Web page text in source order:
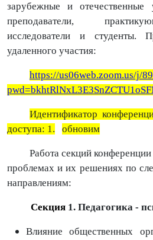
зарубежные и
преподаватели,
исследователи и студенты.
удаленного участия:
https://us06web.zoom.us/j/
Идентификатор
доступа: 1.
обновим
Работа секций
проблемах и их решениях по
направлениям:
Секция 1. Педагогика -
Влияние общественных